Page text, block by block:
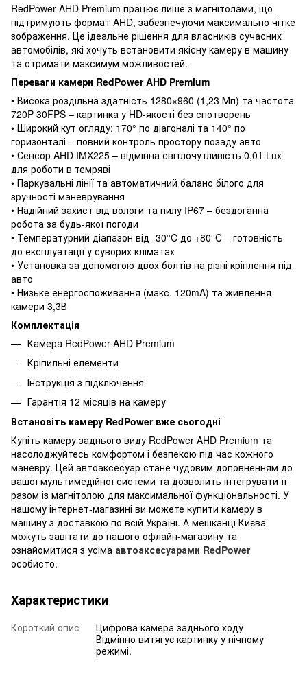
RedPower AHD Premium працює лише з магнітолами, що
підтримують формат AHD, забезпечуючи максимально чітке
зображення. Це ідеальне рішення для власників сучасних
автомобілів, які хочуть встановити якісну камеру в машину
та отримати максимум можливостей.
Переваги камери RedPower AHD Premium
• Висока роздільна здатність 1280×960 (1,23 Мп) та частота
720P 30FPS – картинка у HD-якості без спотворень
• Широкий кут огляду: 170° по діагоналі та 140° по
горизонталі – повний контроль простору позаду авто
• Сенсор AHD IMX225 – відмінна світлочутливість 0,01 Lux
для роботи в темряві
• Паркувальні лінії та автоматичний баланс білого для
зручності маневрування
• Надійний захист від вологи та пилу IP67 – бездоганна
робота за будь-якої погоди
• Температурний діапазон від -30°C до +80°C – готовність
до експлуатації у суворих кліматах
• Установка за допомогою двох болтів на різні кріплення під
авто
• Низьке енергоспоживання (макс. 120mA) та живлення
камери 3,3В
Комплектація
Камера RedPower AHD Premium
Кріпильні елементи
Інструкція з підключення
Гарантія 12 місяців на камеру
Встановіть камеру RedPower вже сьогодні
Купіть камеру заднього виду RedPower AHD Premium та
насолоджуйтесь комфортом і безпекою під час кожного
маневру. Цей автоаксесуар стане чудовим доповненням до
вашої мультимедійної системи та дозволить інтегрувати її
разом із магнітолою для максимальної функціональності. У
нашому інтернет-магазині ви можете купити камеру в
машину з доставкою по всій Україні. А мешканці Києва
можуть завітати до нашого офлайн-магазину та
ознайомитися з усіма автоаксесуарами RedPower
особисто.
Характеристики
Короткий опис
Цифрова камера заднього ходу
Відмінно витягує картинку у нічному
режимі.